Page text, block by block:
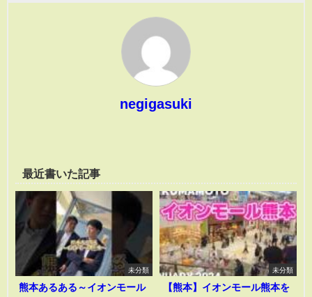
negigasuki
最近書いた記事
未分類
熊本あるある～イオンモール
未分類
【熊本】イオンモール熊本を